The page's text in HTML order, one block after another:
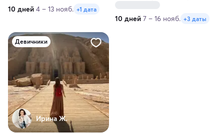
10 дней 4 – 13 нояб. +1 дата
10 дней 7 – 16 нояб. +3 даты
Девичники
Ирина Ж.